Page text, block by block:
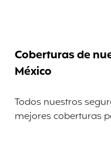
Coberturas de
México
Todos nuestros
mejores coberturas